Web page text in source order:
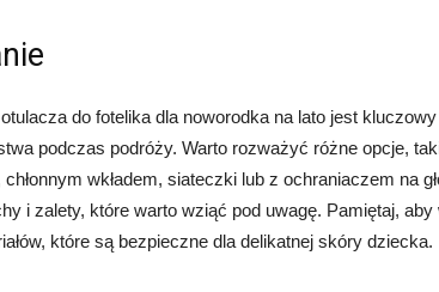
do fotelika dla noworodka na lato jest
podczas podróży. Warto rozważyć różne opcje,
wkładem, siateczki lub z ochraniaczem na
i zalety, które warto wziąć pod uwagę. Pamiętaj,
które są bezpieczne dla delikatnej skóry dziecka.